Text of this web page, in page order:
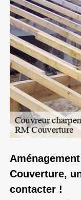
Couverture,
contacter !